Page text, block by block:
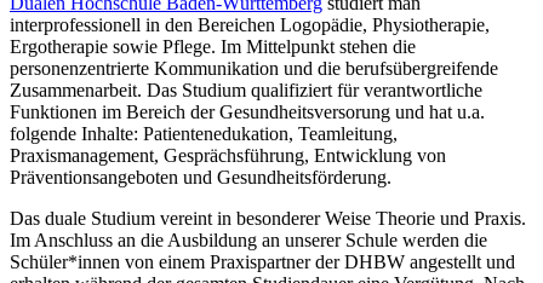
interprofessionell in den Bereichen Logopädie, Physiotherapie,
Ergotherapie sowie Pflege. Im Mittelpunkt stehen die
personenzentrierte Kommunikation und die berufsübergreifende
Zusammenarbeit. Das Studium qualifiziert für verantwortliche
Funktionen im Bereich der Gesundheitsversorung und hat u.a.
folgende Inhalte: Patientenedukation, Teamleitung,
Praxismanagement, Gesprächsführung, Entwicklung von
Präventionsangeboten und Gesundheitsförderung.
Das duale Studium vereint in besonderer Weise Theorie und Praxis.
Im Anschluss an die Ausbildung an unserer Schule werden die
Schüler*innen von einem Praxispartner der DHBW angestellt und